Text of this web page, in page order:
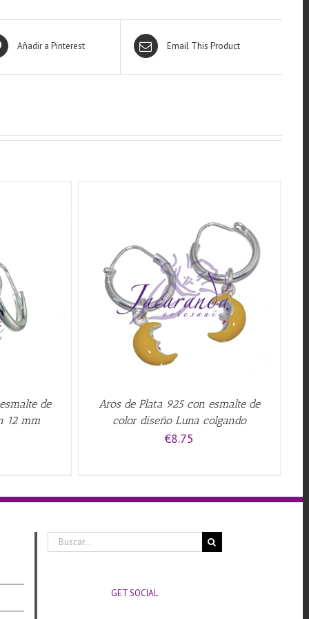
Añadir a Pinterest Email This Product
de
12 mm
QUICK VIEW
Aros de Plata 925 con esmalte de
color diseño Luna colgando
€8.75
Buscar:
GET SOCIAL